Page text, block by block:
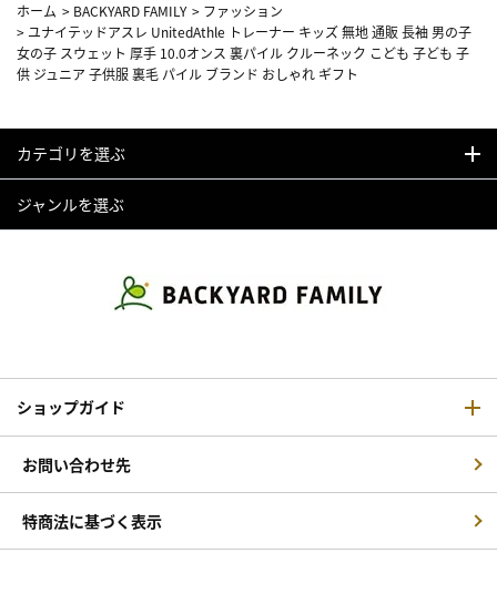
ホーム > BACKYARD FAMILY > ファッション
> ユナイテッドアスレ UnitedAthle トレーナー キッズ 無地 通販 長袖 男の子
女の子 スウェット 厚手 10.0オンス 裏パイル クルーネック こども 子ども 子
供 ジュニア 子供服 裏毛 パイル ブランド おしゃれ ギフト
カテゴリを選ぶ
ジャンルを選ぶ
ショップガイド
お問い合わせ先
特商法に基づく表示